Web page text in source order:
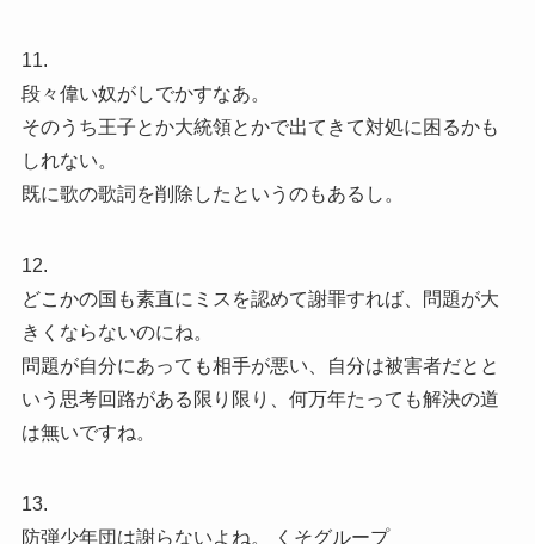
11.
段々偉い奴がしでかすなあ。
そのうち王子とか大統領とかで出てきて対処に困るかも
しれない。
既に歌の歌詞を削除したというのもあるし。
12.
どこかの国も素直にミスを認めて謝罪すれば、問題が大
きくならないのにね。
問題が自分にあっても相手が悪い、自分は被害者だとと
いう思考回路がある限り限り、何万年たっても解決の道
は無いですね。
13.
防弾少年団は謝らないよね。 くそグループ